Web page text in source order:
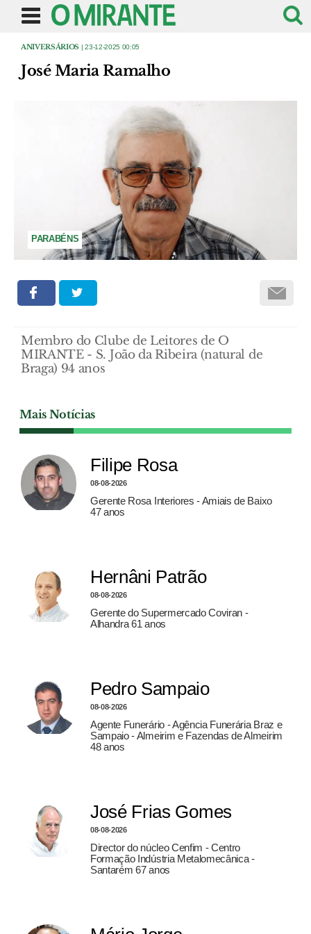
ANIVERSÁRIOS | 23-12-2025 00:05
José Maria Ramalho
PARABÉNS
Membro do Clube de Leitores de O
MIRANTE - S. João da Ribeira (natural de
Braga) 94 anos
Mais Notícias
Filipe Rosa
08-08-2026
Gerente Rosa Interiores - Amiais de Baixo
47 anos
Hernâni Patrão
08-08-2026
Gerente do Supermercado Coviran -
Alhandra 61 anos
Pedro Sampaio
08-08-2026
Agente Funerário - Agência Funerária Braz e
Sampaio - Almeirim e Fazendas de Almeirim
48 anos
José Frias Gomes
08-08-2026
Director do núcleo Cenfim - Centro
Formação Indústria Metalomecânica -
Santarém 67 anos